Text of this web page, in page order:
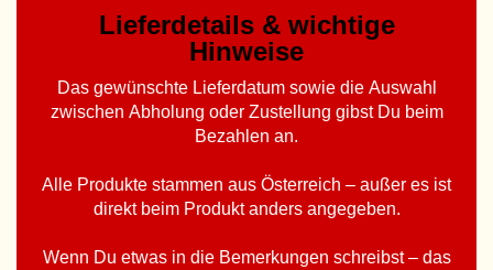
Lieferdetails & wichtige
Hinweise
Das gewünschte Lieferdatum sowie die Auswahl
zwischen Abholung oder Zustellung gibst Du beim
Bezahlen an.
Alle Produkte stammen aus Österreich – außer es ist
direkt beim Produkt anders angegeben.
Wenn Du etwas in die Bemerkungen schreibst – das